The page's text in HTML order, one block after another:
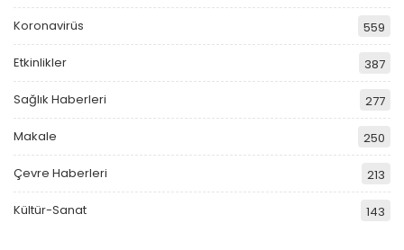
Koronavirüs 559
Etkinlikler 387
Sağlık Haberleri 277
Makale 250
Çevre Haberleri 213
Kültür-Sanat 143